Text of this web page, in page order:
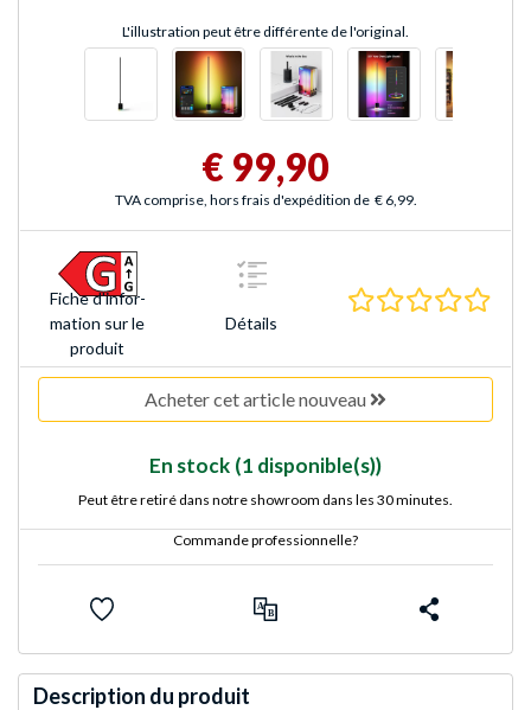
L'illustration peut être différente de l'original.
€ 99,90
TVA comprise, hors frais d'expédition de € 6,99.
Fiche d'infor­
mation sur le
produit
Détails
Acheter cet article nouveau
En stock (1 disponible(s))
Peut être retiré dans notre showroom dans les 30 minutes.
Commande professionnelle?
Description du produit